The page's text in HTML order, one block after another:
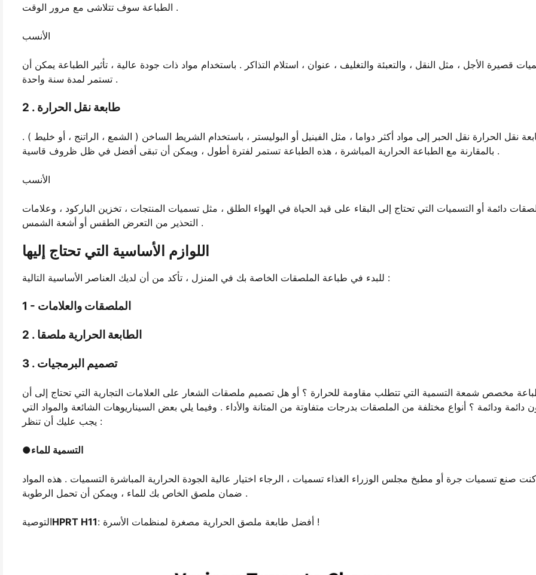
الطباعة سوف تتلاشى مع مرور الوقت .
الأنسب
قصيرة الأجل ، مثل النقل ، والتعبئة والتغليف ، عنوان ، استلام التذاكر . باستخدام مواد ذات جودة عالية ، تأثير الطباعة يمكن أن
تستمر لمدة سنة واحدة .
2 . طابعة نقل الحرارة
نقل الحرارة نقل الحبر إلى مواد أكثر دواما ، مثل الفينيل أو البوليستر ، باستخدام الشريط الساخن ( الشمع ، الراتنج ، أو خليط ) .
بالمقارنة مع الطباعة الحرارية المباشرة ، هذه الطباعة تستمر لفترة أطول ، ويمكن أن تبقى أفضل في ظل ظروف قاسية .
الأنسب
دائمة أو التسميات التي تحتاج إلى البقاء على قيد الحياة في الهواء الطلق ، مثل تسميات المنتجات ، تخزين الباركود ، وعلامات
التحذير من التعرض الطقس أو أشعة الشمس .
اللوازم الأساسية التي تحتاج إليها
للبدء في طباعة الملصقات الخاصة بك في المنزل ، تأكد من أن لديك العناصر الأساسية التالية :
1 - الملصقات والعلامات
2 . الطابعة الحرارية ملصقا
3 . تصميم البرمجيات
مخصص شمعة التسمية التي تتطلب مقاومة للحرارة ؟ أو هل تصميم ملصقات الشعار على العلامات التجارية التي تحتاج إلى أن
دائمة ودائمة ؟ أنواع مختلفة من الملصقات بدرجات متفاوتة من المتانة والأداء . وفيما يلي بعض السيناريوهات الشائعة والمواد التي
يجب عليك أن تنظر :
●التسمية للماء
كنت صنع تسميات جرة أو مطبخ مجلس الوزراء الغذاء تسميات ، الرجاء اختيار عالية الجودة الحرارية المباشرة التسميات . هذه المواد
ضمان ملصق الخاص بك للماء ، ويمكن أن تحمل الرطوبة .
التوصيةHPRT H11 : أفضل طابعة ملصق الحرارية مصغرة لمنظمات الأسرة !